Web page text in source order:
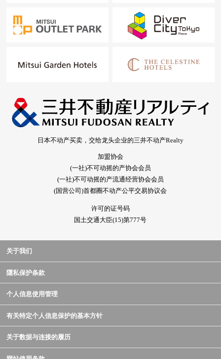
日本不动产买卖，交给龙头企业的三井不动产Realty
加盟协会
(一社)不可动摇的产协会会员
(一社)不可动摇的产流通经营协会会员
(国营公司)首都圈不动产公平交易协议会
许可的证号码
国土交通大臣(15)第777号
关于我们
隱私保护条款
个人信息使用管理
有关特定个人信息保护的基本方针
关于数据与连接的履历